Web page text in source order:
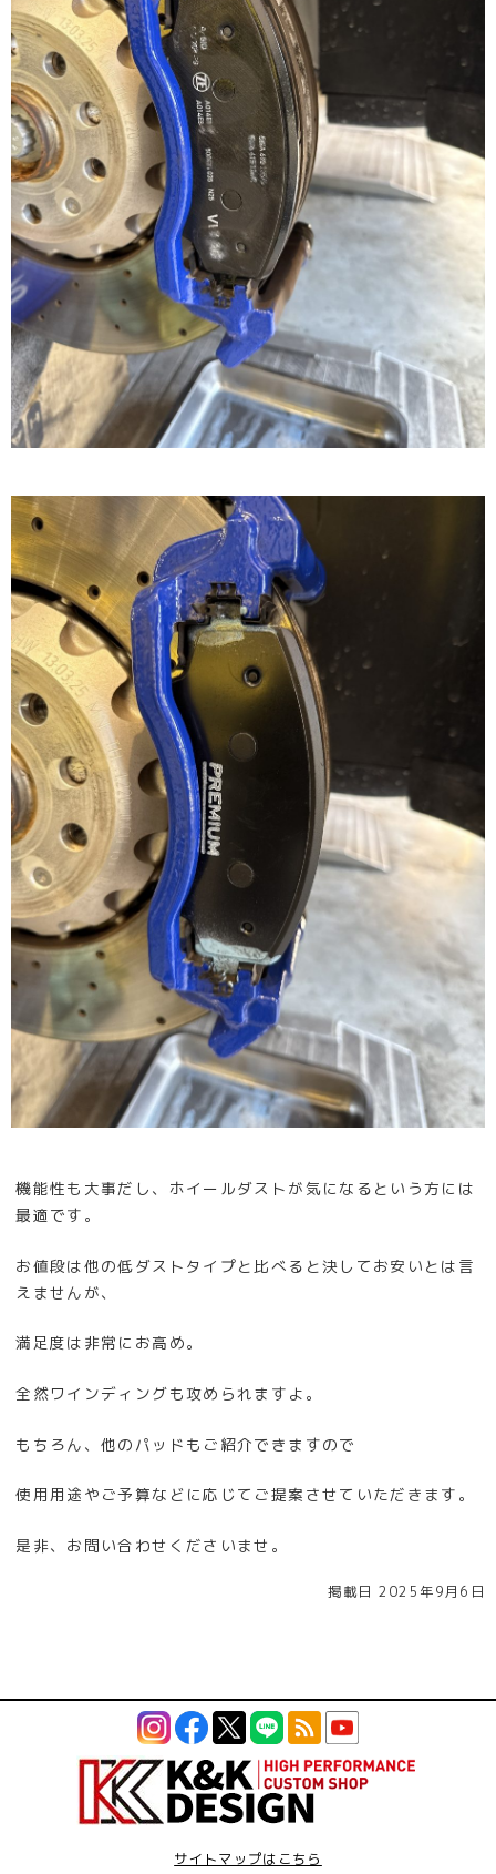
機能性も大事だし、ホイールダストが気になるという方には
最適です。
お値段は他の低ダストタイプと比べると決してお安いとは言
えませんが、
満足度は非常にお高め。
全然ワインディングも攻められますよ。
もちろん、他のパッドもご紹介できますので
使用用途やご予算などに応じてご提案させていただきます。
是非、お問い合わせくださいませ。
掲載日 2025年9月6日
サイトマップはこちら